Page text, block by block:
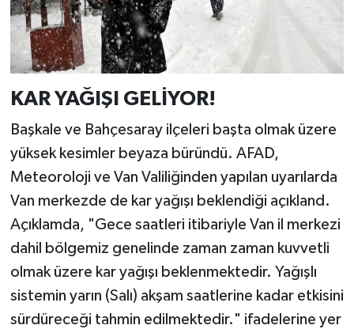
KAR YAĞIŞI GELİYOR!
Başkale ve Bahçesaray ilçeleri başta olmak üzere
yüksek kesimler beyaza büründü. AFAD,
Meteoroloji ve Van Valiliğinden yapılan uyarılarda
Van merkezde de kar yağışı beklendiği açıkland.
Açıklamda, "Gece saatleri itibariyle Van il merkezi
dahil bölgemiz genelinde zaman zaman kuvvetli
olmak üzere kar yağışı beklenmektedir. Yağışlı
sistemin yarın (Salı) akşam saatlerine kadar etkisini
sürdüreceği tahmin edilmektedir." ifadelerine yer